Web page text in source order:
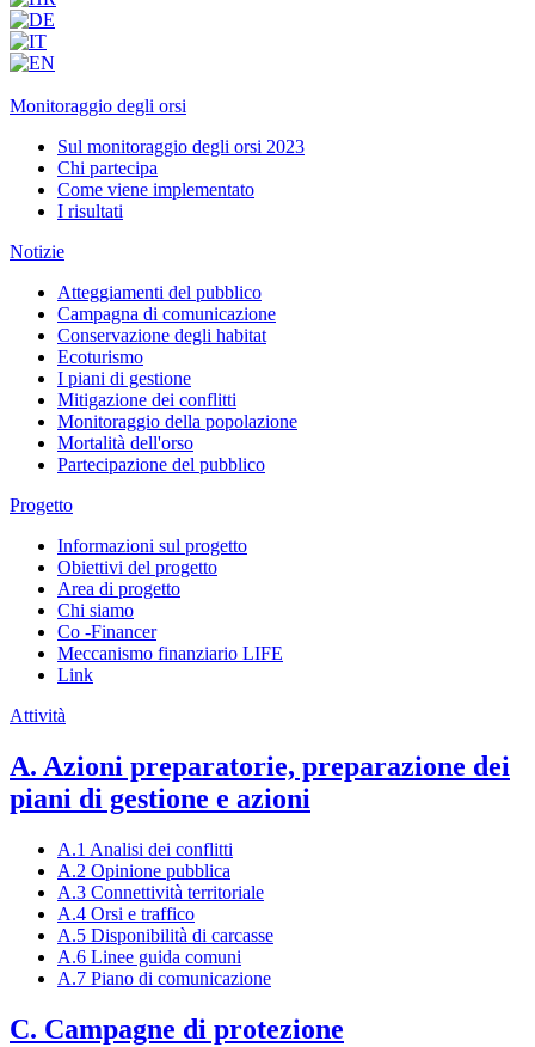
Monitoraggio degli orsi
Sul monitoraggio degli orsi 2023
Chi partecipa
Come viene implementato
I risultati
Notizie
Atteggiamenti del pubblico
Campagna di comunicazione
Conservazione degli habitat
Ecoturismo
I piani di gestione
Mitigazione dei conflitti
Monitoraggio della popolazione
Mortalità dell'orso
Partecipazione del pubblico
Progetto
Informazioni sul progetto
Obiettivi del progetto
Area di progetto
Chi siamo
Co -Financer
Meccanismo finanziario LIFE
Link
Attività
A. Azioni preparatorie, preparazione dei
piani di gestione e azioni
A.1 Analisi dei conflitti
A.2 Opinione pubblica
A.3 Connettività territoriale
A.4 Orsi e traffico
A.5 Disponibilità di carcasse
A.6 Linee guida comuni
A.7 Piano di comunicazione
C. Campagne di protezione